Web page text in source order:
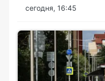
сегодня, 16:45